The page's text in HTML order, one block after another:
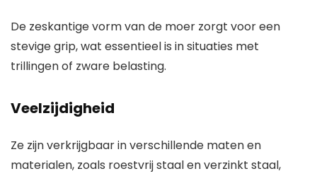
De zeskantige vorm van de moer zorgt voor een
stevige grip, wat essentieel is in situaties met
trillingen of zware belasting.
Veelzijdigheid
Ze zijn verkrijgbaar in verschillende maten en
materialen, zoals roestvrij staal en verzinkt staal,